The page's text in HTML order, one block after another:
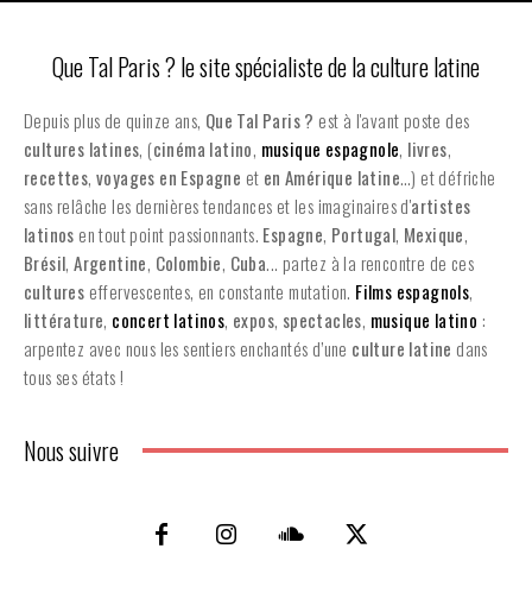
Que Tal Paris ? le site spécialiste de la culture latine
Depuis plus de quinze ans, Que Tal Paris ? est à l'avant poste des
cultures latines, (cinéma latino, musique espagnole, livres,
recettes,voyages en Espagne et en Amérique latine…) et défriche
sans relâche les dernières tendances et les imaginaires d'artistes
latinos en tout point passionnants. Espagne, Portugal, Mexique,
Brésil,Argentine, Colombie, Cuba... partez à la rencontre de ces
cultures effervescentes, en constante mutation. Films espagnols,
littérature, concert latinos, expos, spectacles, musique latino :
arpentez avec nous les sentiers enchantés d’une culture latine dans
tous ses états !
Nous suivre